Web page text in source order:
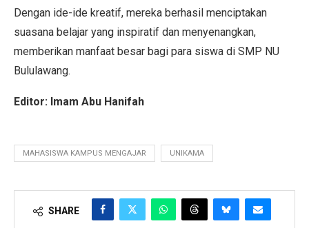
Dengan ide-ide kreatif, mereka berhasil menciptakan
suasana belajar yang inspiratif dan menyenangkan,
memberikan manfaat besar bagi para siswa di SMP NU
Bululawang.
Editor: Imam Abu Hanifah
MAHASISWA KAMPUS MENGAJAR UNIKAMA
SHARE